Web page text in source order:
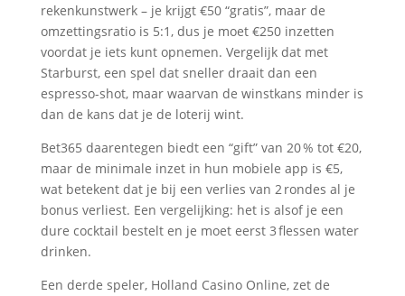
rekenkunstwerk – je krijgt €50 “gratis”, maar de
omzettingsratio is 5:1, dus je moet €250 inzetten
voordat je iets kunt opnemen. Vergelijk dat met
Starburst, een spel dat sneller draait dan een
espresso-shot, maar waarvan de winstkans minder is
dan de kans dat je de loterij wint.
Bet365 daarentegen biedt een “gift” van 20 % tot €20,
maar de minimale inzet in hun mobiele app is €5,
wat betekent dat je bij een verlies van 2 rondes al je
bonus verliest. Een vergelijking: het is alsof je een
dure cocktail bestelt en je moet eerst 3 flessen water
drinken.
Een derde speler, Holland Casino Online, zet de